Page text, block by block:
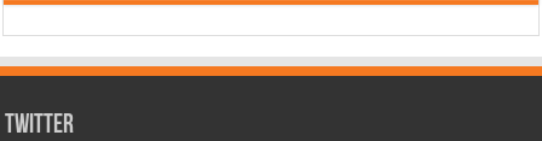
Twitter